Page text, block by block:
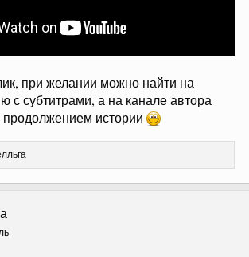
при желании можно найти на
с субтитрами, а на канале автора
продолжением истории